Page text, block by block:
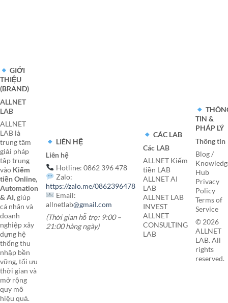
GIỚI
THIỆU
(BRAND)
ALLNET
LAB
ALLNET
LAB là
trung tâm
giải pháp
tập trung
vào Kiếm
tiền Online,
Automation
& AI, giúp
cá nhân và
doanh
nghiệp xây
dựng hệ
thống thu
nhập bền
vững, tối ưu
thời gian và
mở rộng
quy mô
hiệu quả.
LIÊN HỆ
Liên hệ
Hotline: 0862 396 478
Zalo:
https://zalo.me/0862396478
Email:
allnetlab@gmail.com
(Thời gian hỗ trợ: 9:00 –
21:00 hàng ngày)
CÁC LAB
Các LAB
ALLNET Kiếm
tiền LAB
ALLNET AI
LAB
ALLNET LAB
INVEST
ALLNET
CONSULTING
LAB
TIN &
PHÁP LÝ
Thông tin
Blog /
Hub
Privacy
Policy
Terms of
Service
© 2026
ALLNET
LAB. All
rights
reserved.